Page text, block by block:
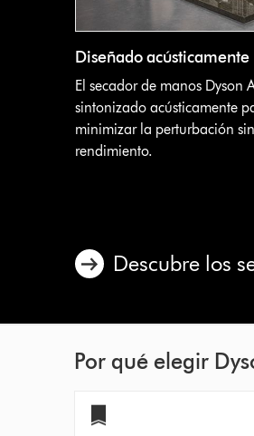
Diseñado acústicamente
El secador de manos Dyson
sintonizado acústicamente
minimizar la perturbación
rendimiento.
Descubre los
Por qué elegir